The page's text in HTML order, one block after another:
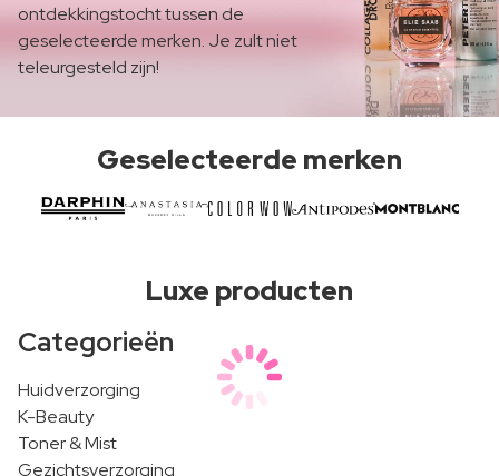
ontdekkingstocht tussen de
geselecteerde merken. Je zult niet
teleurgesteld zijn!
Geselecteerde merken
Luxe producten
Categorieën
Huidverzorging
K-Beauty
Toner & Mist
Gezichtsverzorging